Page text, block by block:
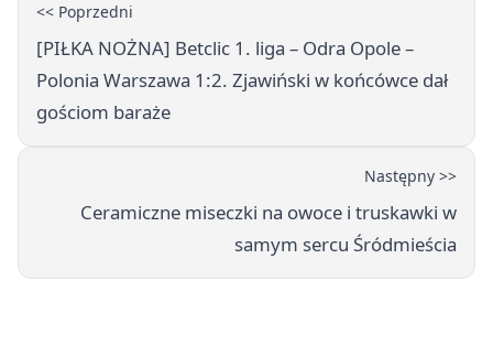
<< Poprzedni
[PIŁKA NOŻNA] Betclic 1. liga – Odra Opole –
Polonia Warszawa 1:2. Zjawiński w końcówce dał
gościom baraże
Następny >>
Ceramiczne miseczki na owoce i truskawki w
samym sercu Śródmieścia